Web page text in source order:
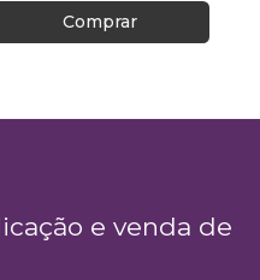
Comprar
e venda de